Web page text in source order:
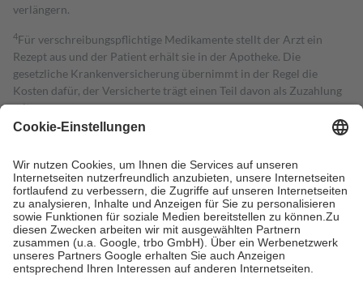
verlängern.
4Für verschreibungspflichtige Medikamente stellt der Arzt ein
Rezept aus und der Patient erhält sie in der Apotheke. Die
gesetzliche Krankenversicherung übernimmt in der Regel die
Kosten dafür, der Versicherte trägt einen Teil davon als Zuzahlung
mit.
Grundsätzlich leisten Mitglieder Zuzahlungen in Höhe von zehn
höchstens zehn Euro.
Es sind jedoch nie mehr als die tatsächlichen
Kosten der Leistung zu entrichten.
Diese Regeln gelten grundsätzlich auch für Online-Apotheken.
Bei Heilmitteln und häuslicher Krankenpflege beträgt die
Zuzahlung zehn Prozent der Kosten sowie zehn Euro je
Verordnung.
Um das Engagement der Versicherten für ihre eigene Gesundheit zu
stärken und die besondere Stellung der Familie zu unterstützen,